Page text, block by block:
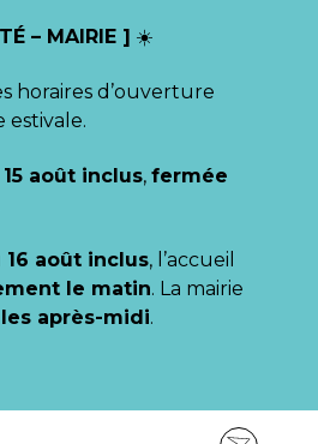
– MAIRIE ] ☀️
horaires d’ouverture
estivale.
août inclus, fermée
août inclus, l’accueil
le matin. La mairie
après-midi.